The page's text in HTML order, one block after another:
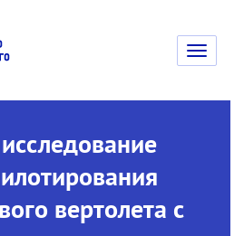
Toggle
вертолета с